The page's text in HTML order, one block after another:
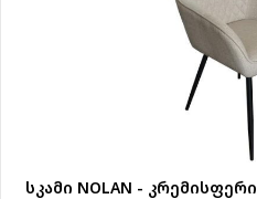
სკამი NOLAN - კრემისფერი